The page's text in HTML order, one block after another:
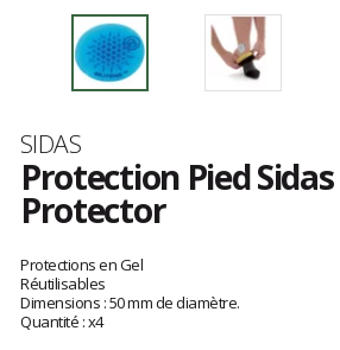
Marque
SIDAS
Protection Pied
Protector
avis
clients
Protections en Gel
Réutilisables
Dimensions : 50 mm de diamètre.
Quantité : x4